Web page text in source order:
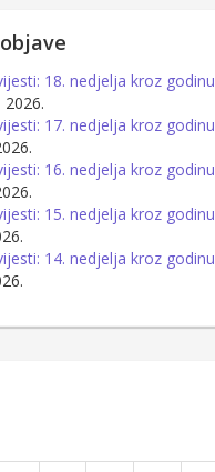
18. nedjelja kroz godinu
17. nedjelja kroz godinu
16. nedjelja kroz godinu
15. nedjelja kroz godinu
14. nedjelja kroz godinu